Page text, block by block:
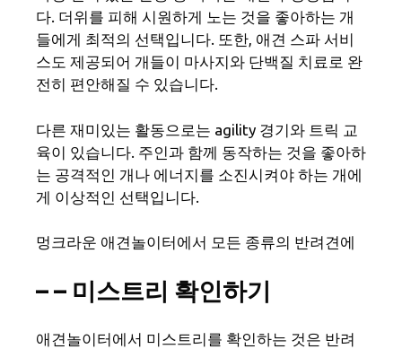
다. 더위를 피해 시원하게 노는 것을 좋아하는 개
들에게 최적의 선택입니다. 또한, 애견 스파 서비
스도 제공되어 개들이 마사지와 단백질 치료로 완
전히 편안해질 수 있습니다.
다른 재미있는 활동으로는 agility 경기와 트릭 교
육이 있습니다. 주인과 함께 동작하는 것을 좋아하
는 공격적인 개나 에너지를 소진시켜야 하는 개에
게 이상적인 선택입니다.
멍크라운 애견놀이터에서 모든 종류의 반려견에
– – 미스트리 확인하기
애견놀이터에서 미스트리를 확인하는 것은 반려